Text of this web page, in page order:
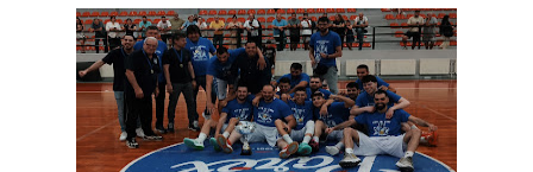
Ο δρόμος για τον 29ο τελικό κυπέλλου ανδρών ΕΣΚΑΝΑ
U21: Τεράστια πρόκριση για τον Πανελευσινιακό στον
Γ΄ανδρών play offs : "Σκληρό" καρύδι η Φιλία Περάματος